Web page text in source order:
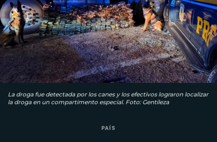
La droga fue detectada por los canes y los efectivos lograron localizar
la droga en un compartimento especial. Foto: Gentileza
PAÍS